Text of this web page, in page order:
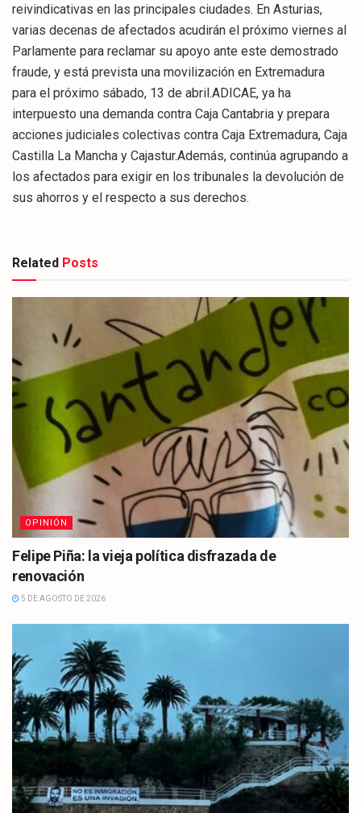
reivindicativas en las principales ciudades. En Asturias,
varias decenas de afectados acudirán el próximo viernes al
Parlamente para reclamar su apoyo ante este demostrado
fraude, y está prevista una movilización en Extremadura
para el próximo sábado, 13 de abril.ADICAE, ya ha
interpuesto una demanda contra Caja Cantabria y prepara
acciones judiciales colectivas contra Caja Extremadura, Caja
Castilla La Mancha y Cajastur.Además, continúa agrupando a
los afectados para exigir en los tribunales la devolución de
sus ahorros y el respecto a sus derechos.
Related Posts
OPINIÓN
Felipe Piña: la vieja política disfrazada de
renovación
5 DE AGOSTO DE 2026